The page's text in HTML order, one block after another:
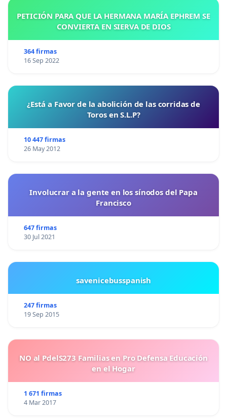
PETICIÓN PARA QUE LA HERMANA MARÍA EPHREM SE
CONVIERTA EN SIERVA DE DIOS
364 firmas
16 Sep 2022
¿Está a Favor de la abolición de las corridas de
Toros en S.L.P?
10 447 firmas
26 May 2012
Involucrar a la gente en los sínodos del Papa
Francisco
647 firmas
30 Jul 2021
savenicebusspanish
247 firmas
19 Sep 2015
NO al PdelS273 Familias en Pro Defensa Educación
en el Hogar
1 671 firmas
4 Mar 2017